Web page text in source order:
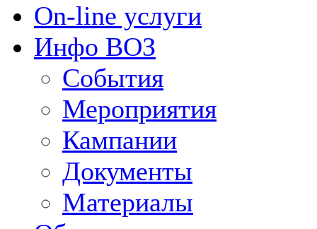
On-line услуги
Инфо ВОЗ
События
Мероприятия
Кампании
Документы
Материалы